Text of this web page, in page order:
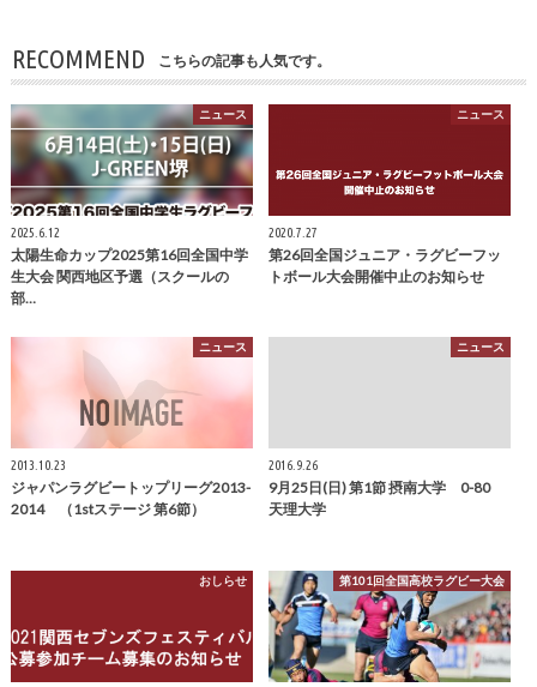
RECOMMEND こちらの記事も人気です。
ニュース
2025.6.12
太陽生命カップ2025第16回全国中学
生大会 関西地区予選（スクールの
部…
ニュース
2020.7.27
第26回全国ジュニア・ラグビーフッ
トボール大会開催中止のお知らせ
ニュース
2013.10.23
ジャパンラグビートップリーグ2013-
2014 （1stステージ 第6節）
ニュース
2016.9.26
9月25日(日) 第1節 摂南大学 0-80
天理大学
おしらせ 第101回全国高校ラグビー大会